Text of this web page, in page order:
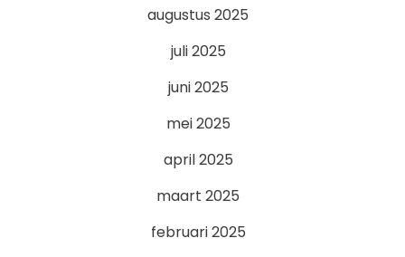
augustus 2025
juli 2025
juni 2025
mei 2025
april 2025
maart 2025
februari 2025